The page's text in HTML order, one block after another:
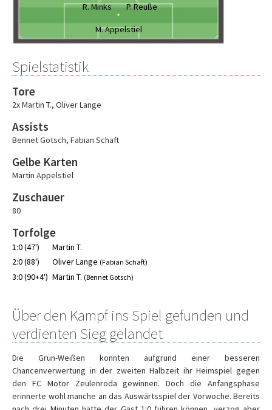
R. Minks
P. Reuße
M. Appelstiel
Spielstatistik
Tore
2x Martin T., Oliver Lange
Assists
Bennet Gotsch, Fabian Schaft
Gelbe Karten
Martin Appelstiel
Zuschauer
80
Torfolge
1:0 (47')
Martin T.
2:0 (88')
Oliver Lange (Fabian Schaft)
3:0 (90+4') Martin T. (Bennet Gotsch)
Über den Kampf ins Spiel gefunden und
verdienten Sieg gelandet
Die Grün-Weißen konnten aufgrund einer besseren
Chancenverwertung in der zweiten Halbzeit ihr Heimspiel gegen
den FC Motor Zeulenroda gewinnen. Doch die Anfangsphase
erinnerte wohl manche an das Auswärtsspiel der Vorwoche. Bereits